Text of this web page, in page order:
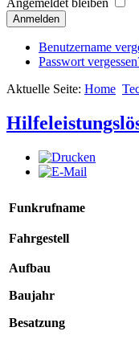
Angemeldet bleiben
Anmelden
Benutzername
Passwort
Aktuelle Seite: Home
Funkrufname
Fahrgestell
Aufbau
Baujahr
Besatzung